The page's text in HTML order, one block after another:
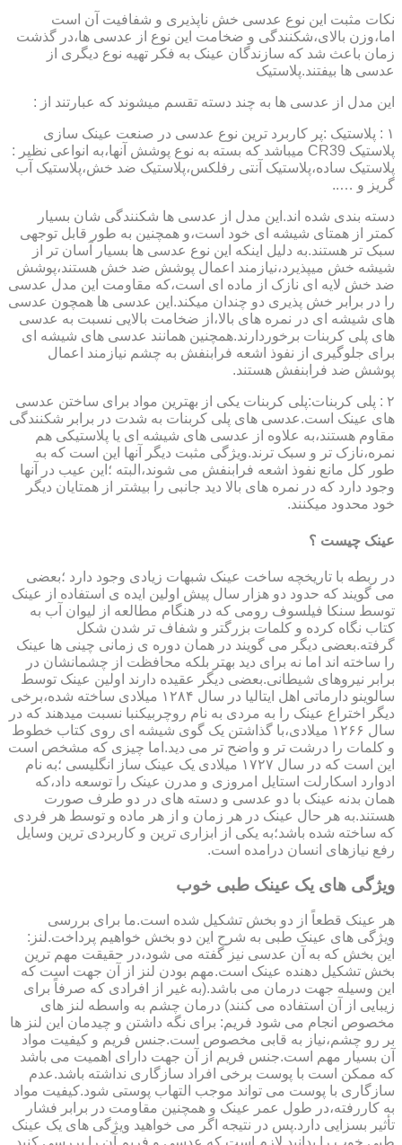
نکات مثبت این نوع عدسی خش ناپذیری و شفافیت آن است
اما،وزن بالای،شکنندگی و ضخامت این نوع از عدسی ها،در گذشت
زمان باعث شد که سازندگان عینک به فکر تهیه نوع دیگری از
عدسی ها بیفتند.پلاستیک
این مدل از عدسی ها به چند دسته تقسم میشوند که عبارتند از :
۱ : پلاستیک :پر کاربرد ترین نوع عدسی در صنعت عینک سازی
پلاستیک CR39 میباشد که بسته به نوع پوشش آنها،به انواعی نظیر :
پلاستیک ساده،پلاستیک آنتی رفلکس،پلاستیک ضد خش،پلاستیک آب
گریز و …..
دسته بندی شده اند.این مدل از عدسی ها شکنندگی شان بسیار
کمتر از همتای شیشه ای خود است،و همچنین به طور قابل توجهی
سبک تر هستند.به دلیل اینکه این نوع عدسی ها بسیار آسان تر از
شیشه خش میپذیرد،نیازمند اعمال پوشش ضد خش هستند،پوشش
ضد خش لایه ای نازک از ماده ای است،که مقاومت این مدل عدسی
را در برابر خش پذیری دو چندان میکند.این عدسی ها همچون عدسی
های شیشه ای در نمره های بالا،از ضخامت بالایی نسبت به عدسی
های پلی کربنات برخوردارند.همچنین همانند عدسی های شیشه ای
برای جلوگیری از نفوذ اشعه فرابنفش به چشم نیازمند اعمال
پوشش ضد فرابنفش هستند.
۲ : پلی کربنات:پلی کربنات یکی از بهترین مواد برای ساختن عدسی
های عینک است.عدسی های پلی کربنات به شدت در برابر شکنندگی
مقاوم هستند،به علاوه از عدسی های شیشه ای یا پلاستیکی هم
نمره،نازک تر و سبک ترند.ویژگی مثبت دیگر آنها این است که به
طور کل مانع نفوذ اشعه فرابنفش می شوند،البته ؛این عیب در آنها
وجود دارد که در نمره های بالا دید جانبی را بیشتر از همتایان دیگر
خود محدود میکنند.
عینک چیست ؟
در ربطه با تاریخچه ساخت عینک شبهات زیادی وجود دارد ؛بعضی
می گویند که حدود دو هزار سال پیش اولین ایده ی استفاده از عینک
توسط سنکا فیلسوف رومی که در هنگام مطالعه از لیوان آب به
کتاب نگاه کرده و کلمات بزرگتر و شفاف تر شدن شکل
گرفته.بعضی دیگر می گویند در همان دوره ی زمانی چینی ها عینک
را ساخته اند اما نه برای دید بهتر بلکه محافظت از چشمانشان در
برابر نیروهای شیطانی.بعضی دیگر عقیده دارند اولین عینک توسط
سالوینو دارماتی اهل ایتالیا در سال ۱۲۸۴ میلادی ساخته شده،برخی
دیگر اختراع عینک را به مردی به نام روچربیکنبا نسبت میدهند که در
سال ۱۲۶۶ میلادی،با گذاشتن یک گوی شیشه ای روی کتاب خطوط
و کلمات را درشت تر و واضح تر می دید.اما چیزی که مشخص است
این است که در سال ۱۷۲۷ میلادی یک عینک ساز انگلیسی ؛به نام
ادوارد اسکارلت استایل امروزی و مدرن عینک را توسعه داد،که
همان بدنه عینک با دو عدسی و دسته های در دو طرف صورت
هستند.به هر حال عینک در هر زمان و از هر ماده و توسط هر فردی
که ساخته شده باشد؛به یکی از ابزاری ترین و کاربردی ترین وسایل
رفع نیازهای انسان درامده است.
ویژگی های یک عینک طبی خوب
هر عینک قطعاً از دو بخش تشکیل شده است.ما برای بررسی
ویژگی های عینک طبی به شرح این دو بخش خواهیم پرداخت.لنز:
این بخش که به آن عدسی نیز گفته می شود،در حقیقت مهم ترین
بخش تشکیل دهنده عینک است.مهم بودن لنز از آن جهت است که
این وسیله جهت درمان می باشد.(به غیر از افرادی که صرفاً برای
زیبایی از آن استفاده می کنند) درمان چشم به واسطه لنز های
مخصوص انجام می شود فریم: برای نگه داشتن و چیدمان این لنز ها
بر رو چشم،نیاز به قابی مخصوص است.جنس فریم و کیفیت مواد
آن بسیار مهم است.جنس فریم از آن جهت دارای اهمیت می باشد
که ممکن است با پوست برخی افراد سازگاری نداشته باشد.عدم
سازگاری با پوست می تواند موجب التهاب پوستی شود.کیفیت مواد
به کاررفته،در طول عمر عینک و همچنین مقاومت در برابر فشار
تأثیر بسزایی دارد.پس در نتیجه اگر می خواهید ویژگی های یک عینک